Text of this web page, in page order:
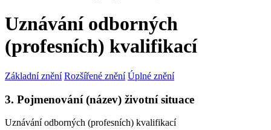
Uznávání odborných
(profesních) kvalifikací
Základní znění Rozšířené znění Úplné znění
3. Pojmenování (název) životní situace
Uznávání odborných (profesních) kvalifikací